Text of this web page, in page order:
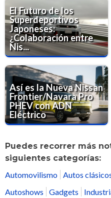
El Futuro de los
Superdeportivos
Japoneses:
¿Colaboración entre
Nis...
Así es la Nueva Nissan
Frontier/Navara Pro
PHEV con ADN
Eléctrico
Puedes recorrer más
siguientes categorías:
Automovilismo Autos
Autoshows
Gadgets